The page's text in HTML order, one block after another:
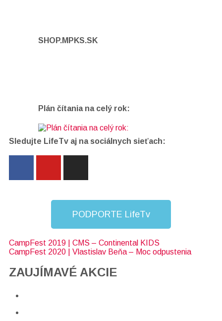
SHOP.MPKS.SK
Plán čítania na celý rok:
Sledujte LifeTv aj na sociálnych sieťach:
PODPORTE LifeTv
CampFest 2019 | CMS – Continental KIDS
CampFest 2020 | Vlastislav Beňa – Moc odpustenia
ZAUJÍMAVÉ AKCIE​